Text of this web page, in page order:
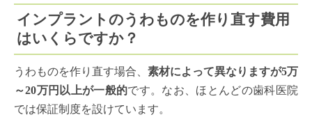
インプラントのうわものを作り直す費用
はいくらですか？
うわものを作り直す場合、 素材によって異なりますが5万
～20万円以上が一般的です。なお、ほとんどの歯科医院
では保証制度を設けています。